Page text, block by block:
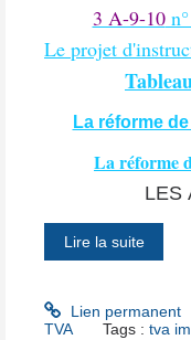
3 A-9-10n°
Le projet
La réforme
La réforme
LES
Lire la suite
Lien permanent
TVA
Tags :tva